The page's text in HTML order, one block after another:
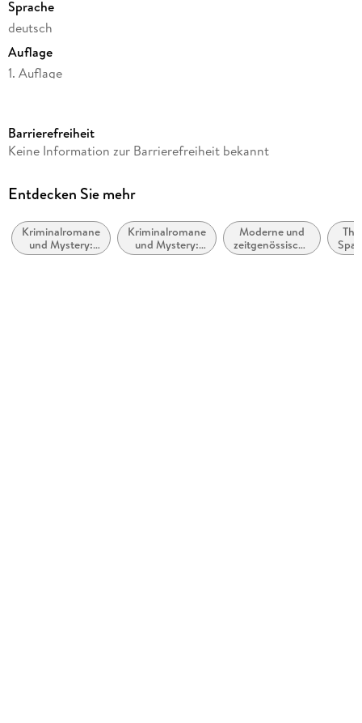
Sprache
deutsch
Auflage
1. Auflage
Reihe
Autor/Autorin
Übersetzung
Dagmar Lendt
Barrierefreiheit
Keine Information zur Barrierefreiheit bekannt
Entdecken Sie mehr
Kriminalromane
und Mystery:
weibliche
Kriminalromane
und Mystery:
Polizeiarbeit &
Moderne und
zeitgenössische
Belletristik: